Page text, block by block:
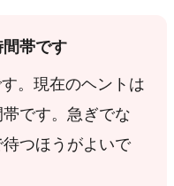
帯です
。現在のヘントは
です。急ぎでな
つほうがよいで